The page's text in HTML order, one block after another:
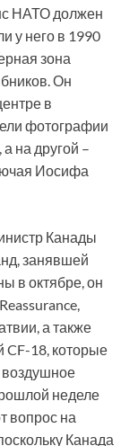
НАТО должен
у него в 1990
зона
Он
в
фотографии
на другой –
Иосифа
Канады
занявшей
в октябре, он
а также
CF-18, которые
воздушное
неделе
вопрос на
Канада